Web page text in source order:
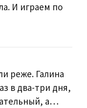
И играем по
реже. Галина
в два-три дня,
а…